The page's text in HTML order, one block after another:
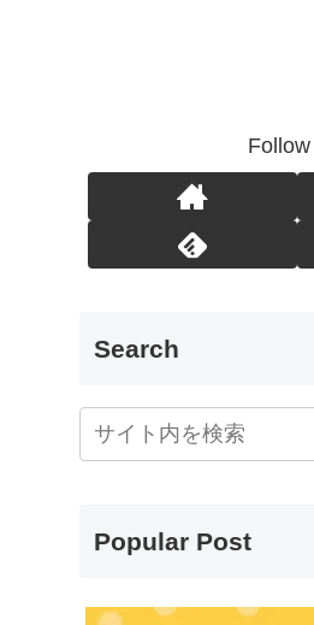
Search
Popular Post